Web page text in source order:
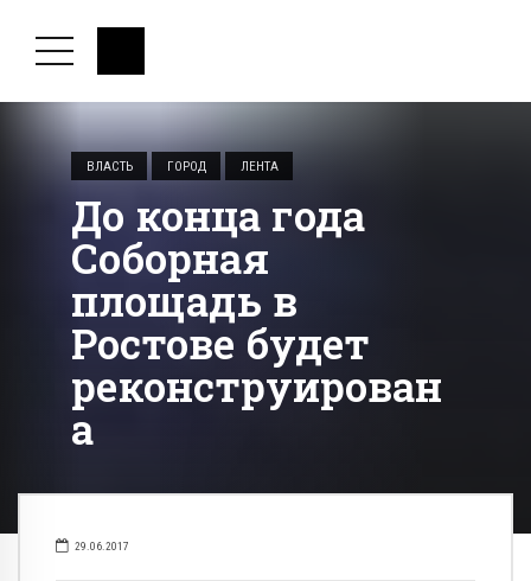
ВЛАСТЬ ГОРОД ЛЕНТА
До конца года
Соборная
площадь в
Ростове будет
реконструирован
а
29.06.2017